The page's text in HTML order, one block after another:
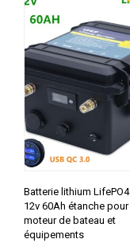
Batterie lithium LifePO4
12v 60Ah étanche pour
moteur de bateau et
équipements